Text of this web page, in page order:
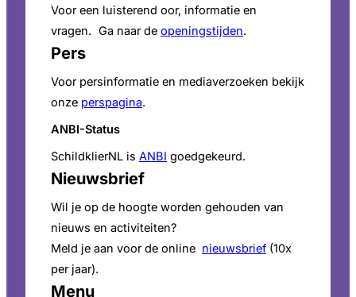
Voor een luisterend oor, informatie en
vragen. Ga naar de openingstijden.
Pers
Voor persinformatie en mediaverzoeken bekijk
onze perspagina.
ANBI-Status
SchildklierNL is ANBI goedgekeurd.
Nieuwsbrief
Wil je op de hoogte worden gehouden van
nieuws en activiteiten?
Meld je aan voor de online nieuwsbrief (10x
per jaar).
Menu